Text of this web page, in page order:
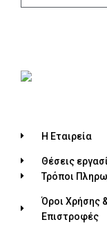
Η Εταιρεία
Θέσεις
Τρόποι
Όροι Χρήσης
Επιστροφές